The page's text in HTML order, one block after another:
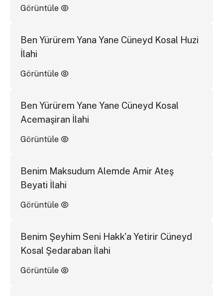
Görüntüle
Ben Yürürem Yana Yane Cüneyd Kosal Huzi
İlahi
Görüntüle
Ben Yürürem Yane Yane Cüneyd Kosal
Acemaşiran İlahi
Görüntüle
Benim Maksudum Alemde Amir Ateş
Beyati İlahi
Görüntüle
Benim Şeyhim Seni Hakk'a Yetirir Cüneyd
Kosal Şedaraban İlahi
Görüntüle